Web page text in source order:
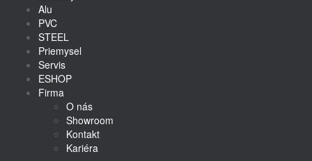
Alu
PVC
STEEL
Priemysel
Servis
ESHOP
Firma
O nás
Showroom
Kontakt
Kariéra